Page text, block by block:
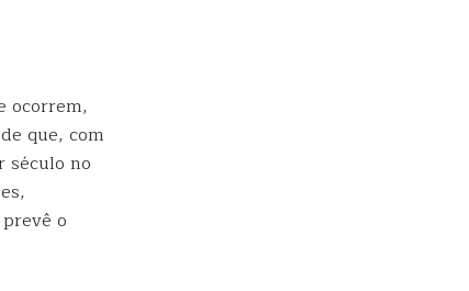
ocorrem,
que, com
século no
o